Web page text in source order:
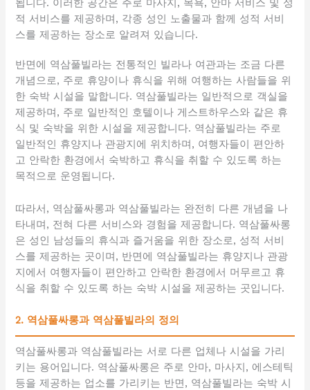
됩니다. 이러한 공간은 주로 마사지, 목욕, 안마 서비스 및 성
적 서비스를 제공하며, 각종 성인 노출물과 함께 성적 서비
스를 제공하는 장소로 알려져 있습니다.
반면에 역삼풀빌라는 전통적인 빌라나 여관과는 조금 다른
개념으로, 주로 휴양이나 휴식을 위해 여행하는 사람들을 위
한 숙박 시설을 말합니다. 역삼풀빌라는 일반적으로 객실을
제공하며, 주로 일반적인 호텔이나 게스트하우스와 같은 휴
식 및 숙박을 위한 시설을 제공합니다. 역삼풀빌라는 주로
일반적인 휴양지나 관광지에 위치하며, 여행자들이 편안하
고 안락한 환경에서 숙박하고 휴식을 취할 수 있도록 하는
목적으로 운영됩니다.
따라서, 역삼풀싸롱과 역삼풀빌라는 완전히 다른 개념을 나
타내며, 전혀 다른 서비스와 경험을 제공합니다. 역삼풀싸롱
은 성인 남성들의 휴식과 즐거움을 위한 장소로, 성적 서비
스를 제공하는 곳이며, 반면에 역삼풀빌라는 휴양지나 관광
지에서 여행자들이 편안하고 안락한 환경에서 머무르고 휴
식을 취할 수 있도록 하는 숙박 시설을 제공하는 곳입니다.
2. 역삼풀싸롱과 역삼풀빌라의 정의
역삼풀싸롱과 역삼풀빌라는 서로 다른 업체나 시설을 가리
키는 용어입니다. 역삼풀싸롱은 주로 안마, 마사지, 에스테틱
등을 제공하는 업소를 가리키는 반면, 역삼풀빌라는 숙박 시